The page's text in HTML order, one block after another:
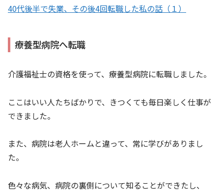
40代後半で失業、その後4回転職した私の話（１）
療養型病院へ転職
介護福祉士の資格を使って、療養型病院に転職しました。
ここはいい人たちばかりで、きつくても毎日楽しく仕事が
できました。
また、病院は老人ホームと違って、常に学びがありまし
た。
色々な病気、病院の裏側について知ることができたし、